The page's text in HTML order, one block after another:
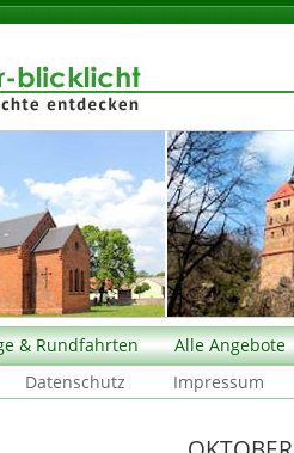
& Rundfahrten
Alle Angebote
Datenschutz Impressum